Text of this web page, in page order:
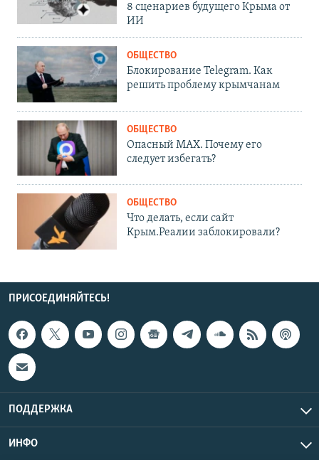
8 сценариев будущего Крыма от
ИИ
ОБЩЕСТВО
Блокирование Telegram. Как
решить проблему крымчанам
ОБЩЕСТВО
Опасный MAX. Почему его
следует избегать?
ОБЩЕСТВО
Что делать, если сайт
Крым.Реалии заблокировали?
ПРИСОЕДИНЯЙТЕСЬ!
ПОДДЕРЖКА
ИНФО